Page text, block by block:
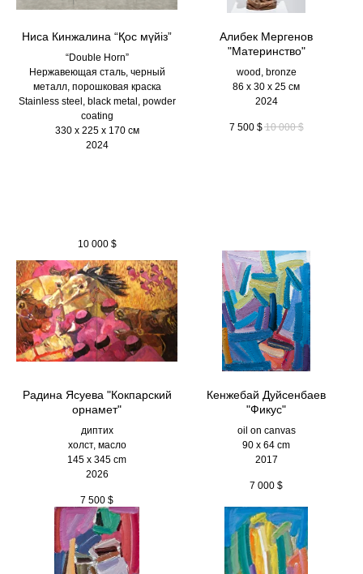
Ниса Кинжалина “Қос мүйіз”
“Double Horn”
Нержавеющая сталь, черный
металл, порошковая краска
Stainless steel, black metal, powder
coating
330 х 225 х 170 см
2024
10 000 $
Алибек Мергенов
"Материнство"
wood, bronze
86 х 30 х 25 см
2024
7 500 $ 10 000 $
Радина Ясуева "Кокпарский
орнамет"
диптих
холст, масло
145 х 345 cm
2026
7 500 $
Кенжебай Дуйсенбаев
"Фикус"
oil on canvas
90 x 64 cm
2017
7 000 $